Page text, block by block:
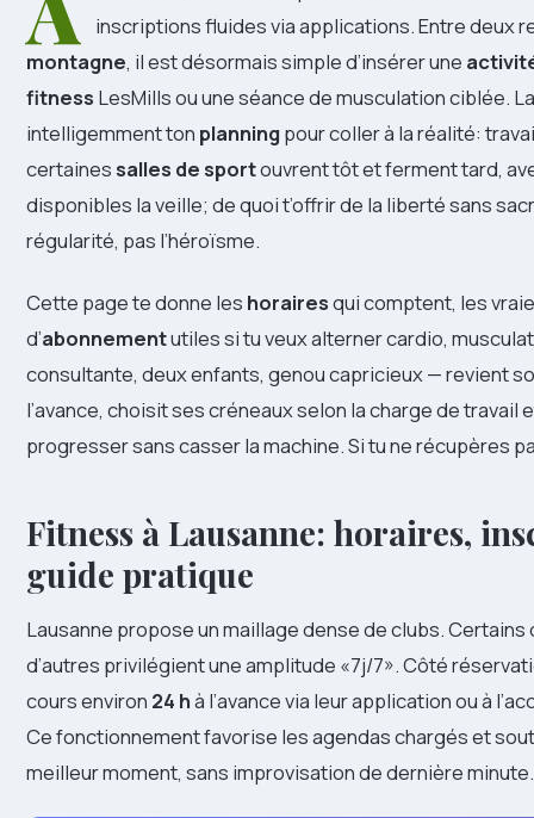
inscriptions fluides via applications. Entre deux
montagne, il est désormais simple d’insérer une
fitness LesMills ou une séance de musculation ciblée.
intelligemment ton planning pour coller à la réalité:
certainessalles de sportouvrent tôt et ferment tard,
disponibles la veille; de quoi t’offrir de la liberté sans
régularité, pas l’héroïsme.
Cette page te donne les horairesqui comptent, les
d’abonnementutiles si tu veux alterner cardio,
consultante, deux enfants, genou capricieux — revient
l’avance, choisit ses créneaux selon la charge de
progresser sans casser la machine. Si tu ne récupères
Fitness à Lausanne: horaires,
guide pratique
Lausanne propose un maillage dense de clubs.
d’autres privilégient une amplitude «7j/7». Côté
cours environ 24 hà l’avance via leur application ou à
Ce fonctionnement favorise les agendas chargés et
meilleur moment, sans improvisation de dernière minute.